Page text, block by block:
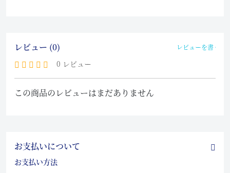
レビュー (0) レビューを書く
0 レビュー
この商品のレビューはまだありません
お支払いについて
お支払い方法